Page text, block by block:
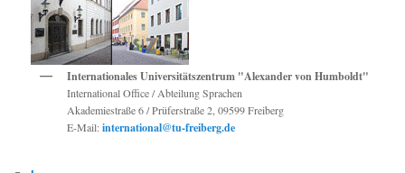
Internationales Universitätszentrum "Alexander von Humboldt"
International Office / Abteilung Sprachen
Akademiestraße 6 / Prüferstraße 2, 09599 Freiberg
E-Mail:international@tu-freiberg.de